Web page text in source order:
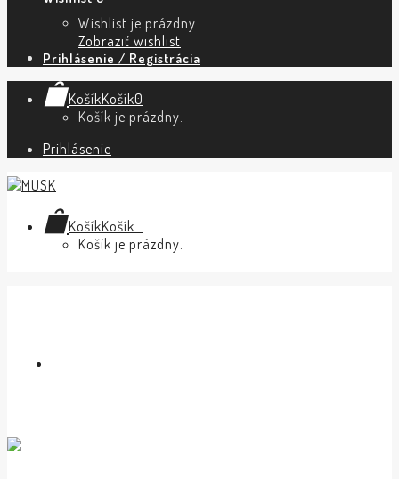
Wishlist je prázdny.
Zobraziť wishlist
Prihlásenie / Registrácia
KošíkKošík0
Košík je prázdny.
Prihlásenie
KošíkKošík
Košík je prázdny.